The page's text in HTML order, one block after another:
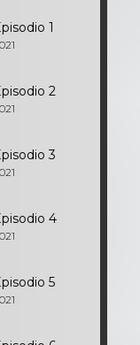
1
2
3
4
5